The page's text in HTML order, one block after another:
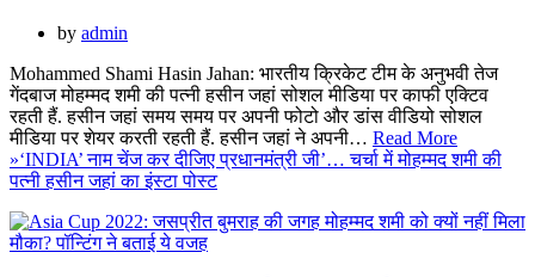
by admin
Mohammed Shami Hasin Jahan: भारतीय क्रिकेट टीम के अनुभवी तेज
गेंदबाज मोहम्मद शमी की पत्नी हसीन जहां सोशल मीडिया पर काफी एक्टिव
रहती हैं. हसीन जहां समय समय पर अपनी फोटो और डांस वीडियो सोशल
मीडिया पर शेयर करती रहती हैं. हसीन जहां ने अपनी… Read More
»‘INDIA’ नाम चेंज कर दीजिए प्रधानमंत्री जी’… चर्चा में मोहम्मद शमी की
पत्नी हसीन जहां का इंस्टा पोस्ट